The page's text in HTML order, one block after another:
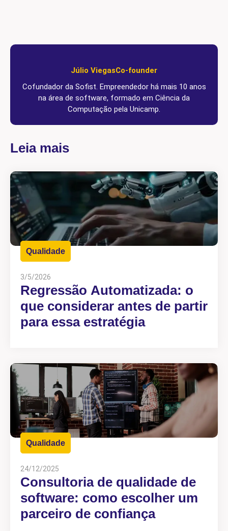
Júlio ViegasCo-founder
Cofundador da Sofist. Empreendedor há mais 10 anos
na área de software, formado em Ciência da
Computação pela Unicamp.
Leia mais
Qualidade
3/5/2026
Regressão Automatizada: o
que considerar antes de partir
para essa estratégia
Qualidade
24/12/2025
Consultoria de qualidade de
software: como escolher um
parceiro de confiança